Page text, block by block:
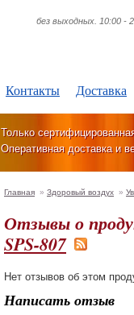
Контакты Доставка
без выходных. 10:00 -
Только
Оперативная доставка и
Главная » Здоровый воздух »
Отзывы о
SPS-807
Нет отзывов об этом
Написать отзыв